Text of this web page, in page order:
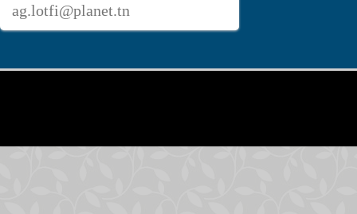
ag.lotfi@planet.tn